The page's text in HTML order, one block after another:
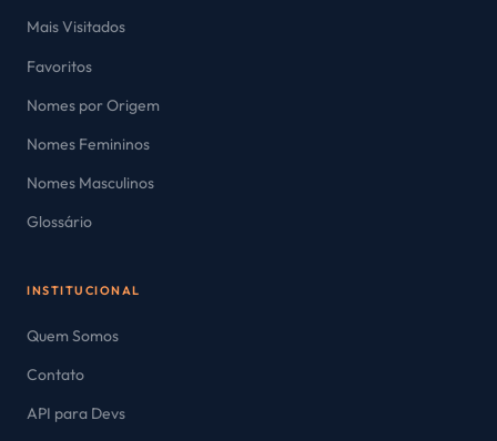
Mais Visitados
Favoritos
Nomes por Origem
Nomes Femininos
Nomes Masculinos
Glossário
INSTITUCIONAL
Quem Somos
Contato
API para Devs